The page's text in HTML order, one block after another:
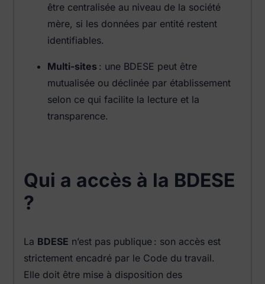
être centralisée au niveau de la société
mère, si les données par entité restent
identifiables.
Multi-sites : une BDESE peut être
mutualisée ou déclinée par établissement
selon ce qui facilite la lecture et la
transparence.
Qui a accès à la BDESE
?
La BDESE n’est pas publique : son accès est
strictement encadré par le Code du travail.
Elle doit être mise à disposition des